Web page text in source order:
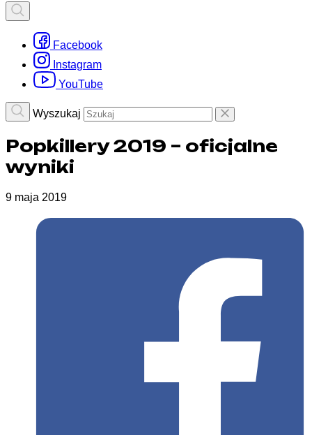
Facebook
Instagram
YouTube
Wyszukaj
Popkillery 2019 – oficjalne
wyniki
9 maja 2019